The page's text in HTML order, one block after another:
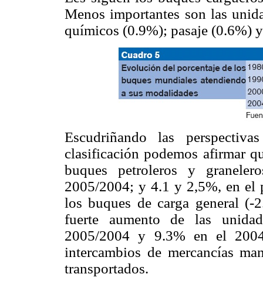
Menos importantes son las
químicos (0.9%); pasaje (0.6%)
Escudriñando las
clasificación podemos afirmar
buques petroleros y
2005/2004; y 4.1 y 2,5%, en el
los buques de carga general
fuerte aumento de las
2005/2004 y 9.3% en el
intercambios de mercancías
transportados.